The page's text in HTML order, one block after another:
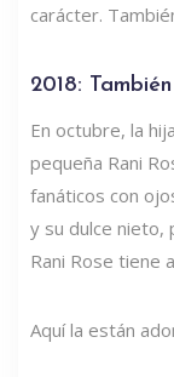
carácter.
2018:
En octubre, la
pequeña Rani
fanáticos con
y su dulce nieto,
Rani Rose tiene
Aquí la están